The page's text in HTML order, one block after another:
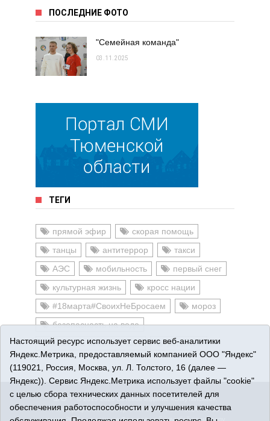
ПОСЛЕДНИЕ ФОТО
"Семейная команда"
03.11.2025
ТЕГИ
прямой эфир
скорая помощь
танцы
антитеррор
такси
АЭС
мобильность
первый снег
культурная жизнь
кросс нации
#18марта#СвоихНеБросаем
мороз
безопасность на воде
комната боевой слава
решения
16+© 2015-2026 Сетевое издание «Омутинское».
Регистрационный номер СМИ Эл № ФС77-65144 от 28
марта 2016 г., выданное Федеральной службой по надзору
Настоящий ресурс использует сервис веб-аналитики
Яндекс.Метрика, предоставляемый компанией ООО "Яндекс"
(119021, Россия, Москва, ул. Л. Толстого, 16 (далее —
Яндекс)). Сервис Яндекс.Метрика использует файлы "cookie"
с целью сбора технических данных посетителей для
обеспечения работоспособности и улучшения качества